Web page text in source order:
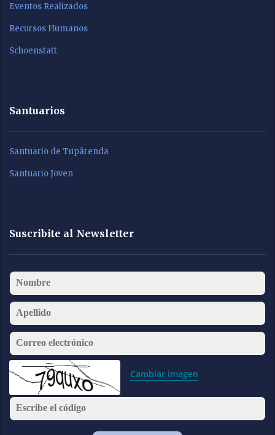
Eventos Realizados
Recursos Humanos
Schoenstatt
Santuarios
Santuario de Tupãrenda
Santuario Joven
Suscribite al Newsletter
Nombre
Apellido
Correo electrónico
Cambiar imagen
Escribe el código